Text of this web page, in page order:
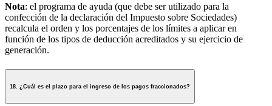
Nota: el programa de ayuda (que debe ser utilizado para la
confección de la declaración del Impuesto sobre Sociedades)
recalcula el orden y los porcentajes de los límites a aplicar en
función de los tipos de deducción acreditados y su ejercicio de
generación.
18. ¿Cuál es el plazo para el ingreso de los pagos fraccionados?